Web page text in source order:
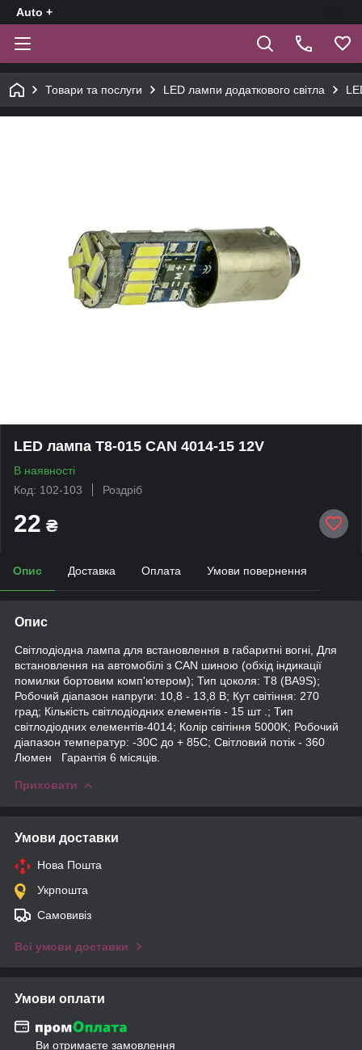
Auto +
Товари та послуги LED лампи додаткового світла
LED лампа T8-015 CAN 4014-15 12V
В наявності
Код: 102-103
Роздріб
22 ₴
Опис Доставка Оплата Умови повернення
Опис
Світлодіодна лампа для встановлення в габаритні вогні, Для
встановлення на автомобілі з CAN шиною (обхід індикації
помилки бортовим комп'ютером); Тип цоколя: Т8 (BA9S);
Робочий діапазон напруги: 10,8 - 13,8 В; Кут світіння: 270
град; Кількість світлодіодних елементів - 15 шт .; Тип
світлодіодних елементів-4014; Колір світіння 5000K; Робочий
діапазон температур: -30С до + 85С; Світловий потік - 360
Люмен Гарантія 6 місяців.
Приховати
Умови доставки
Нова Пошта
Укрпошта
Самовивіз
Всі умови доставки
Умови оплати
Ви отримаєте замовлення